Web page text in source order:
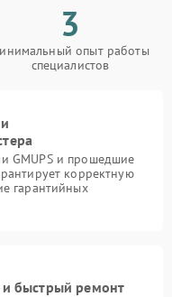
3
опыт работы
специалистов
GMUPS и прошедшие
корректную
гарантийных
и быстрый ремонт